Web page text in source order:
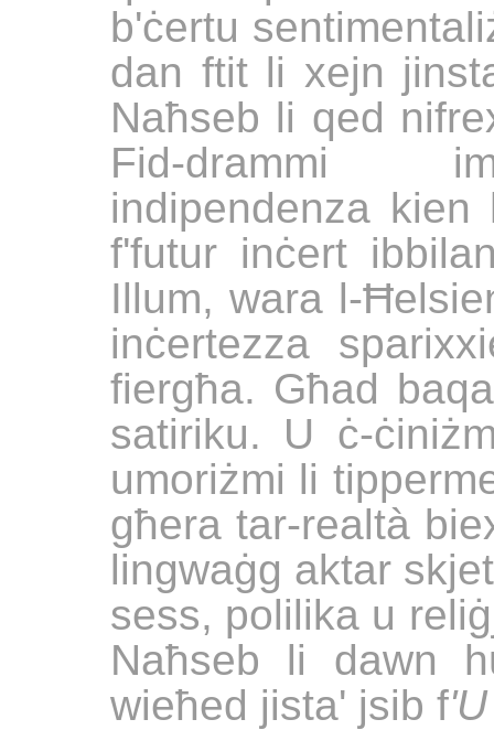
b'ċertu
dan ftit li xejn
Naħseb li qed
Fid-drammi
indipendenza kien
f'futur inċert
Illum, wara l-
inċertezza
fiergħa. Għad
satiriku. U ċ-
umoriżmi li
għera tar-realtà
lingwaġg aktar
sess, polilika u
Naħseb li dawn
wieħed jista' jsib f